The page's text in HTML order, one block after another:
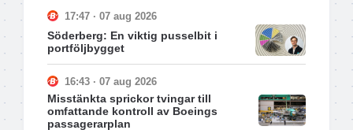
17:47 · 07 aug 2026
Söderberg: En viktig pusselbit i
portföljbygget
16:43 · 07 aug 2026
Misstänkta sprickor tvingar till
omfattande kontroll av Boeings
passagerarplan